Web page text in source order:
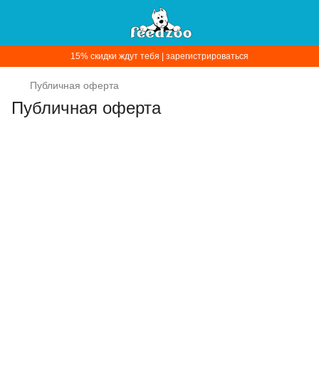
15% скидки ждут тебя | зарегистрироваться
Публичная оферта
Публичная оферта